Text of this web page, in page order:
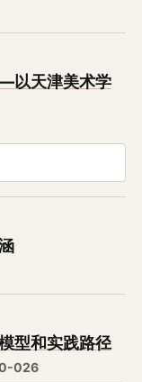
以天津美术学
型和实践路径
026